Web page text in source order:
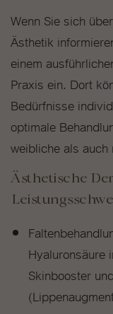
Wenn Sie sich
Ästhetik
einem
Praxis ein. Dort
Bedürfnisse
optimale
weibliche als auch
Ästhetische
Hyaluronsäure
Skinbooster